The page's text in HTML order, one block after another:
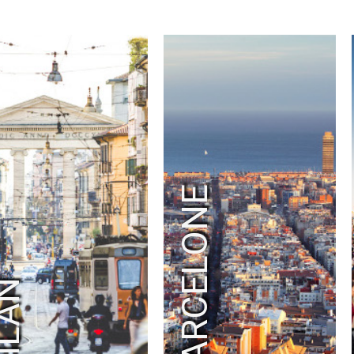
RED BULL
REEBOK
REPOSSI
RMC SPORT
ROCHAS
RTL2
SAINT LAURENT
SATELLITE PARIS
SAVOIR FAIRE
SEAT
SECOURS ISLAMIQUE FRANCE
SÉCURITÉ
SELECTOUR
SELF PORTRAIT
SEPHORA
SERGIO ROSSI
SÉZANE
SFR
SHAZAM
ŠKODA
SMART
SNAPCAR
SNIPES
SO OUEST
SOBIESKI
SOCIÉTÉ GÉNÉRALE
SODASTREAM
SOLIDARITÉ SIDA
SONIA RYKIEL
SONY ERICSSON
SONY INTERACTIVE ENTERTAINMENT
SONY MUSIC
SPEEDEAL
SQUARE ENIX
STAGE ENTERTAINMENT
STELLA
STRAVA
STUDIO CANAL
SURCOUF
SUSHI SHOP
BARCELONE